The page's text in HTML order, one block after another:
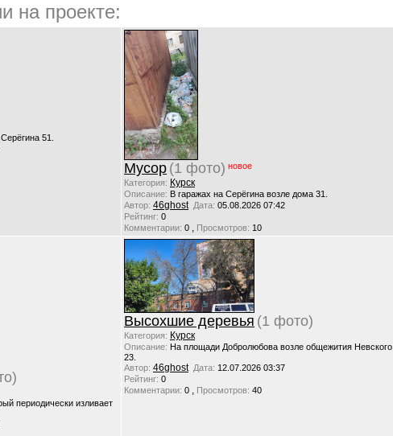
на проекте:
51.
Мусор (1 фото) новое
Категория: Курск
Описание: В гаражах на Серёгина возле дома 31.
Автор: 46ghost Дата: 05.08.2026 07:42
Рейтинг: 0
Комментарии: 0 , Просмотров: 10
периодически изливает
Высохшие деревья (1 фото)
Категория: Курск
Описание: На площади Добролюбова возле общежития Невского
23.
Автор: 46ghost Дата: 12.07.2026 03:37
Рейтинг: 0
Комментарии: 0 , Просмотров: 40